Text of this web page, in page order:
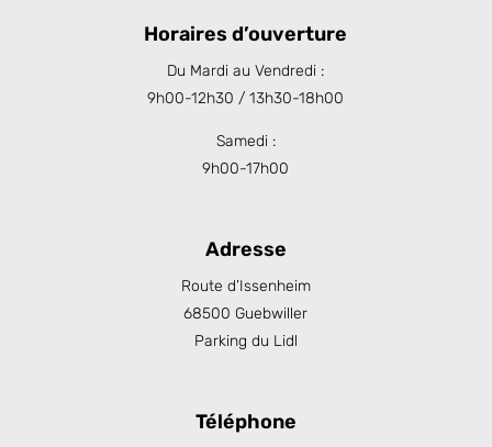
Horaires d’ouverture
Du Mardi au Vendredi :
9h00-12h30 / 13h30-18h00
Samedi :
9h00-17h00
Adresse
Route d’Issenheim
68500 Guebwiller
Parking du Lidl
Téléphone